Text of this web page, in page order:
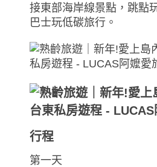
接東部海岸線景點，跳點
巴士玩低碳旅行。
行程
第一天